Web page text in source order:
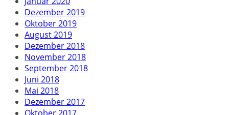
Dezember 2019
Oktober 2019
August 2019
Dezember 2018
November 2018
September 2018
Juni 2018
Mai 2018
Dezember 2017